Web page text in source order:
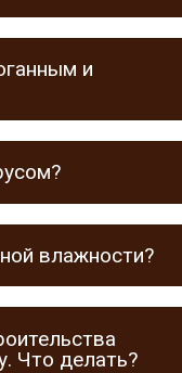
и
влажности?
Что делать?